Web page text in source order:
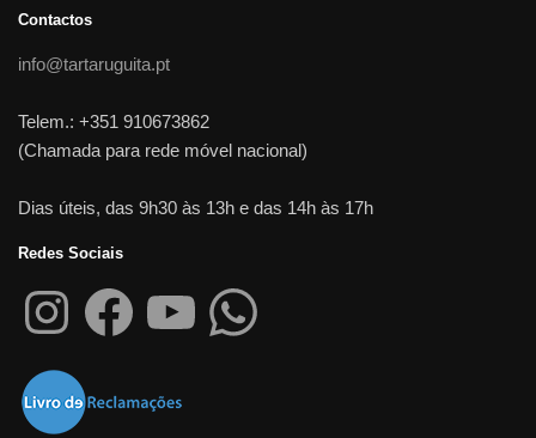
Contactos
info@tartaruguita.pt
Telem.: +351 910673862
(Chamada para rede móvel nacional)
Dias úteis, das 9h30 às 13h e das 14h às 17h
Redes Sociais